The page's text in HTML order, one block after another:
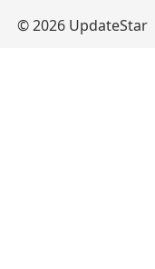
© 2026 UpdateStar